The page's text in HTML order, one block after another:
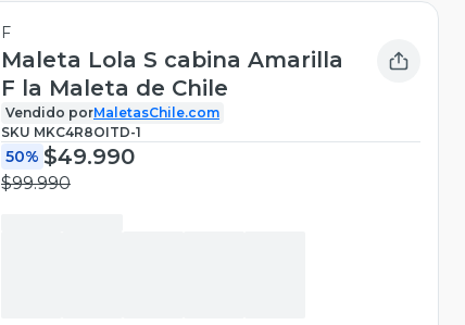
F
Maleta Lola S cabina Amarilla
F la Maleta de Chile
Vendido porMaletasChile.com
SKU MKC4R8OITD-1
50% $49.990
$99.990